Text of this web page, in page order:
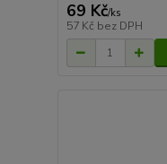
69 Kč/ks
57 Kč bez DPH